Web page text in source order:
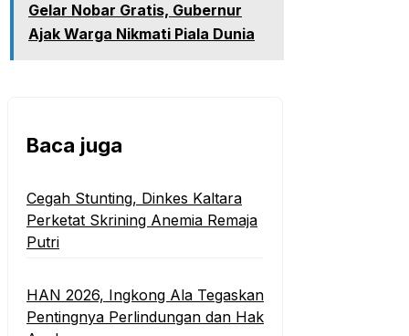
Gelar Nobar Gratis, Gubernur
Ajak Warga Nikmati Piala Dunia
Baca juga
Cegah Stunting, Dinkes Kaltara
Perketat Skrining Anemia Remaja
Putri
HAN 2026, Ingkong Ala Tegaskan
Pentingnya Perlindungan dan Hak